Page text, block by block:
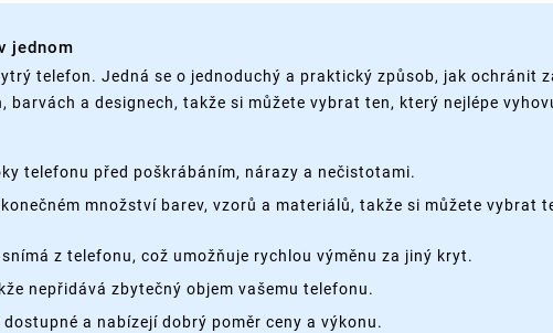
jednom
telefon. Jedná se o jednoduchý a praktický způsob, jak ochránit
a designech, takže si můžete vybrat ten, který nejlépe
telefonu před poškrábáním, nárazy a nečistotami.
množství barev, vzorů a materiálů, takže si můžete vybrat
z telefonu, což umožňuje rychlou výměnu za jiný kryt.
nepřidává zbytečný objem vašemu telefonu.
a nabízejí dobrý poměr ceny a výkonu.